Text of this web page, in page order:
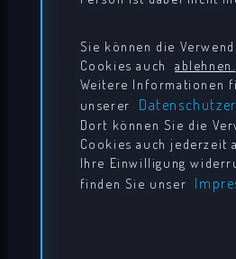
Sie können die
Cookies auchablehnen.
Weitere Informationen
unserer
Dort können Sie die
Cookies auch jederzeit
Ihre Einwilligung
finden Sie unser